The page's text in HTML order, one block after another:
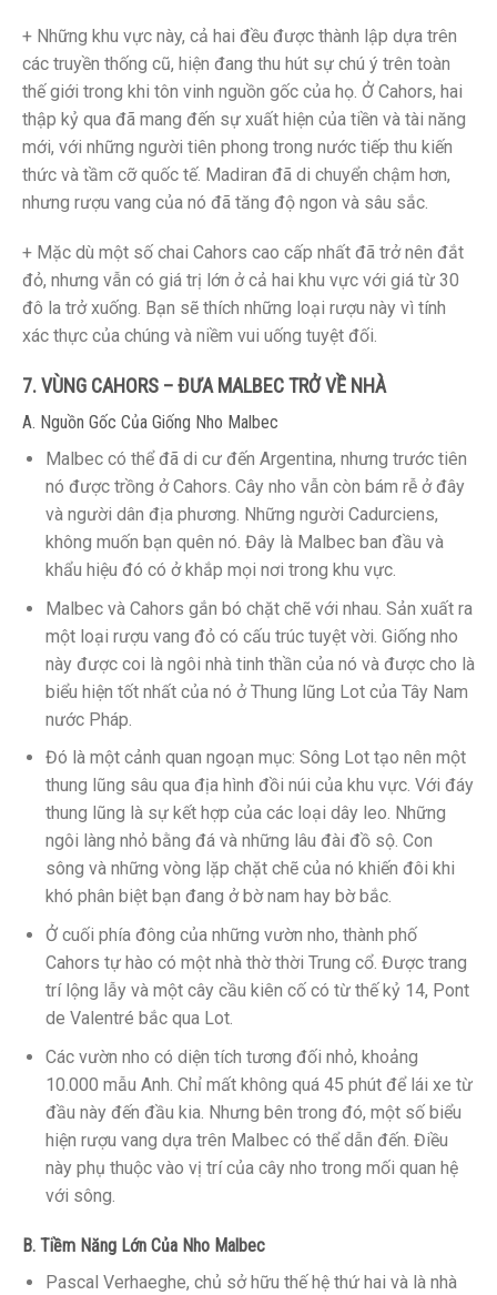
+ Những khu vực này, cả hai đều được thành lập dựa trên
các truyền thống cũ, hiện đang thu hút sự chú ý trên toàn
thế giới trong khi tôn vinh nguồn gốc của họ. Ở Cahors, hai
thập kỷ qua đã mang đến sự xuất hiện của tiền và tài năng
mới, với những người tiên phong trong nước tiếp thu kiến ​​
thức và tầm cỡ quốc tế. Madiran đã di chuyển chậm hơn,
nhưng rượu vang của nó đã tăng độ ngon và sâu sắc.
+ Mặc dù một số chai Cahors cao cấp nhất đã trở nên đắt
đỏ, nhưng vẫn có giá trị lớn ở cả hai khu vực với giá từ 30
đô la trở xuống. Bạn sẽ thích những loại rượu này vì tính
xác thực của chúng và niềm vui uống tuyệt đối.
7. VÙNG CAHORS – ĐƯA MALBEC TRỞ VỀ NHÀ
A. Nguồn Gốc Của Giống Nho Malbec
Malbec có thể đã di cư đến Argentina, nhưng trước tiên
nó được trồng ở Cahors. Cây nho vẫn còn bám rễ ở đây
và người dân địa phương. Những người Cadurciens,
không muốn bạn quên nó. Đây là Malbec ban đầu và
khẩu hiệu đó có ở khắp mọi nơi trong khu vực.
Malbec và Cahors gắn bó chặt chẽ với nhau. Sản xuất ra
một loại rượu vang đỏ có cấu trúc tuyệt vời. Giống nho
này được coi là ngôi nhà tinh thần của nó và được cho là
biểu hiện tốt nhất của nó ở Thung lũng Lot của Tây Nam
nước Pháp.
Đó là một cảnh quan ngoạn mục: Sông Lot tạo nên một
thung lũng sâu qua địa hình đồi núi của khu vực. Với đáy
thung lũng là sự kết hợp của các loại dây leo. Những
ngôi làng nhỏ bằng đá và những lâu đài đồ sộ. Con
sông và những vòng lặp chặt chẽ của nó khiến đôi khi
khó phân biệt bạn đang ở bờ nam hay bờ bắc.
Ở cuối phía đông của những vườn nho, thành phố
Cahors tự hào có một nhà thờ thời Trung cổ. Được trang
trí lộng lẫy và một cây cầu kiên cố có từ thế kỷ 14, Pont
de Valentré bắc qua Lot.
Các vườn nho có diện tích tương đối nhỏ, khoảng
10.000 mẫu Anh. Chỉ mất không quá 45 phút để lái xe từ
đầu này đến đầu kia. Nhưng bên trong đó, một số biểu
hiện rượu vang dựa trên Malbec có thể dẫn đến. Điều
này phụ thuộc vào vị trí của cây nho trong mối quan hệ
với sông.
B. Tiềm Năng Lớn Của Nho Malbec
Pascal Verhaeghe, chủ sở hữu thế hệ thứ hai và là nhà